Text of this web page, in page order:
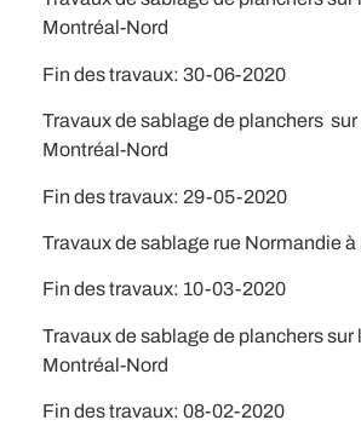
Montréal-Nord
Fin des travaux: 30-06-2020
Travaux de sablage de planchers sur
Montréal-Nord
Fin des travaux: 29-05-2020
Travaux de sablage rue Normandie
Fin des travaux: 10-03-2020
Travaux de sablage de planchers sur
Montréal-Nord
Fin des travaux: 08-02-2020